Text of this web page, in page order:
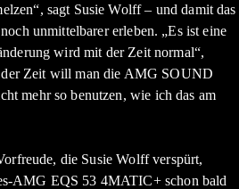
sagt Susie Wolff – und damit das
unmittelbarer erleben. „Es ist eine
wird mit der Zeit normal“,
Zeit will man die AMG SOUND
mehr so benutzen, wie ich das am
die Susie Wolff verspürt,
AMG EQS 53 4MATIC+ schon bald